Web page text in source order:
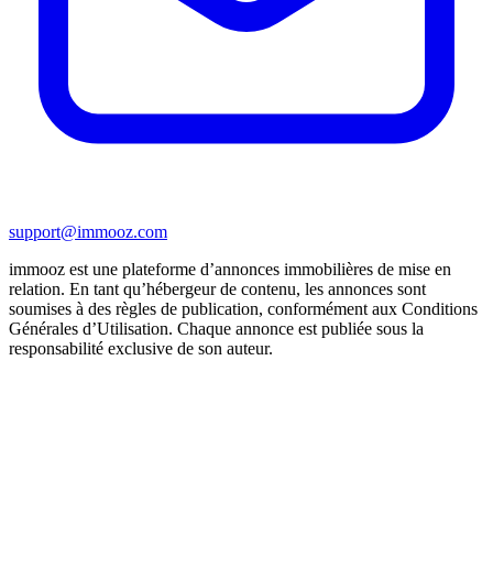
support@immooz.com
immooz est une plateforme d’annonces immobilières de mise en
relation. En tant qu’hébergeur de contenu, les annonces sont
soumises à des règles de publication, conformément aux Conditions
Générales d’Utilisation. Chaque annonce est publiée sous la
responsabilité exclusive de son auteur.